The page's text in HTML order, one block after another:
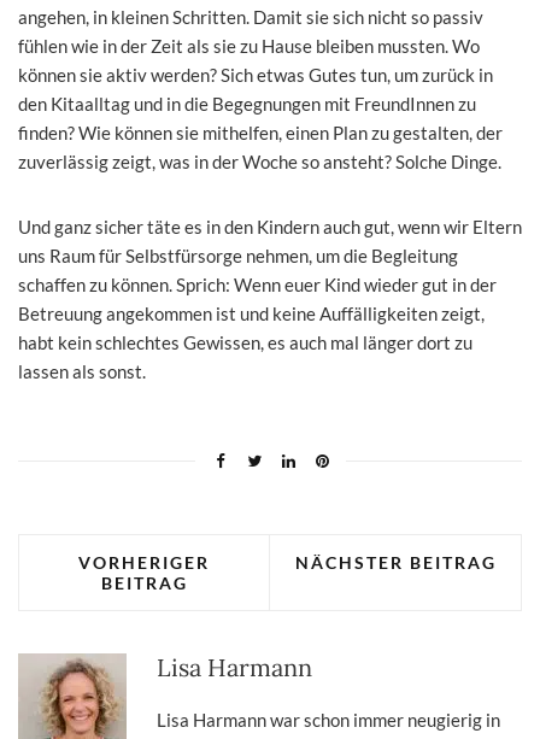
angehen, in kleinen Schritten. Damit sie sich nicht so passiv
fühlen wie in der Zeit als sie zu Hause bleiben mussten. Wo
können sie aktiv werden? Sich etwas Gutes tun, um zurück in
den Kitaalltag und in die Begegnungen mit FreundInnen zu
finden? Wie können sie mithelfen, einen Plan zu gestalten, der
zuverlässig zeigt, was in der Woche so ansteht? Solche Dinge.
Und ganz sicher täte es in den Kindern auch gut, wenn wir Eltern
uns Raum für Selbstfürsorge nehmen, um die Begleitung
schaffen zu können. Sprich: Wenn euer Kind wieder gut in der
Betreuung angekommen ist und keine Auffälligkeiten zeigt,
habt kein schlechtes Gewissen, es auch mal länger dort zu
lassen als sonst.
VORHERIGER
BEITRAG
NÄCHSTER BEITRAG
Lisa Harmann
Lisa Harmann war schon immer neugierig in